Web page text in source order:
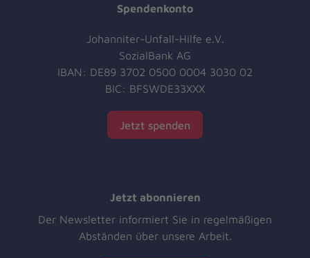
Spendenkonto
Johanniter-Unfall-Hilfe e.V.
SozialBank AG
IBAN: DE89 3702 0500 0004 3030 02
BIC: BFSWDE33XXX
Jetzt spenden
Jetzt abonnieren
Der Newsletter informiert Sie in regelmäßigen
Abständen über unsere Arbeit.